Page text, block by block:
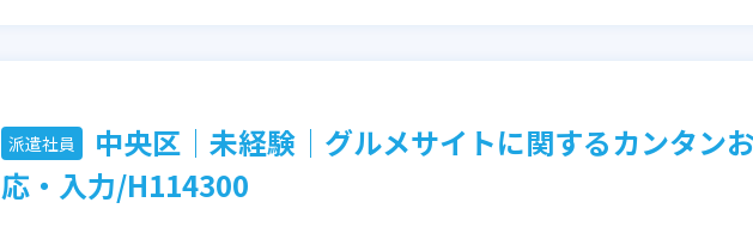
派遣社員
中央区│未経験│グルメサイトに関するカンタン
応・入力/H114300